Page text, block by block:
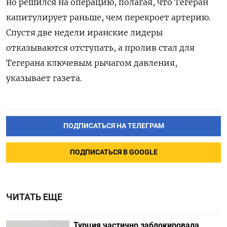
капитулирует раньше, чем перекроет артерию.
Спустя две недели иранские лидеры
отказываются отступать, а пролив стал для
Тегерана ключевым рычагом давления,
указывает газета.
ПОДПИСАТЬСЯ НА ТЕЛЕГРАМ
ПОДПИСАТЬСЯ В GOOGLE
ЧИТАТЬ ЕЩЕ